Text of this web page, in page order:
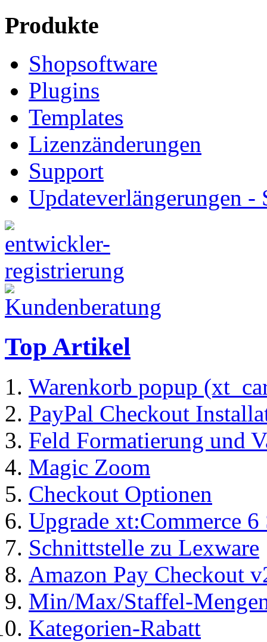
Produkte
Shopsoftware
Plugins
Templates
Lizenzänderungen
Support
Updateverlängerungen -
Top Artikel
Warenkorb popup
PayPal Checkout
Feld Formatierung und
Magic Zoom
Checkout Optionen
Upgrade xt:Commerce
Schnittstelle zu Lexware
Amazon Pay Checkout
Min/Max/Staffel-
Kategorien-Rabatt